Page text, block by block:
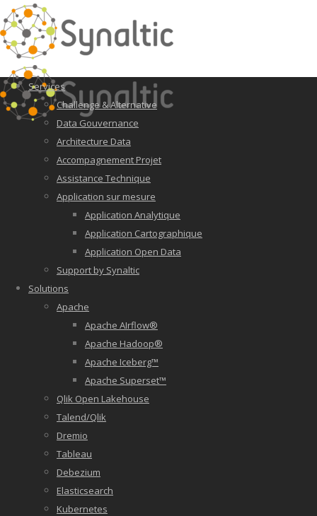
Services
Challenge & Alternative
Data Gouvernance
Architecture Data
Accompagnement Projet
Assistance Technique
Application sur mesure
Application Analytique
Application Cartographique
Application Open Data
Support by Synaltic
Solutions
Apache
Apache AIrflow®
Apache Hadoop®
Apache Iceberg™
Apache Superset™
Qlik Open Lakehouse
Talend/Qlik
Dremio
Tableau
Debezium
Elasticsearch
Kubernetes